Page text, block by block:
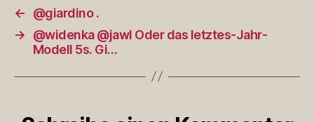
←
@giardino .
→
@widenka @jawl Oder das letztes-Jahr-
Modell 5s. Gi…